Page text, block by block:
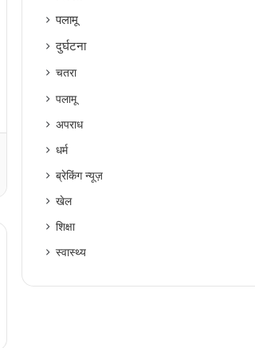
पलामू
दुर्घटना
चतरा
पलामू
अपराध
धर्म
ब्रेकिंग न्यूज़
खेल
शिक्षा
स्वास्थ्य